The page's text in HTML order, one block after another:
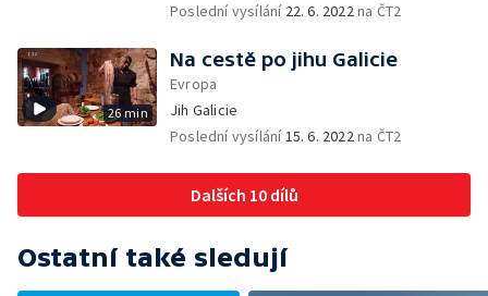
Poslední vysílání 22. 6. 2022na ČT2
26 min
Na cestě po jihu Galicie
Evropa
Jih Galicie
Poslední vysílání15. 6. 2022na ČT2
Dalších 10 dílů
Ostatní také sledují